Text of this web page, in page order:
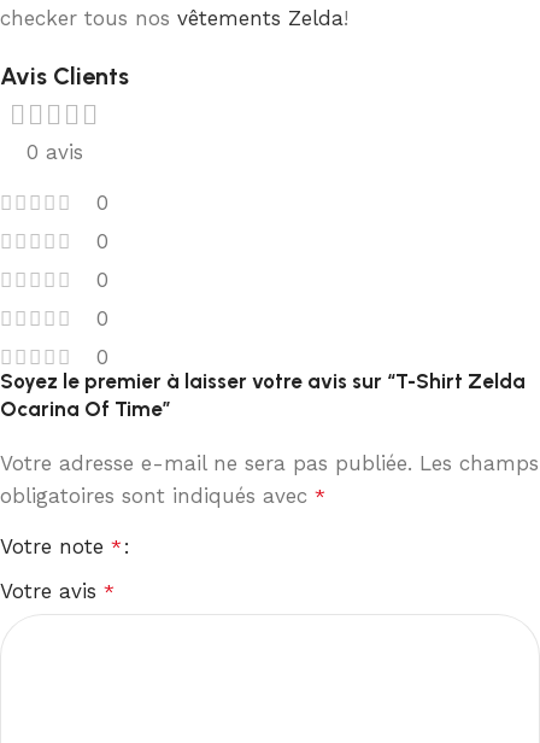
checker tous nos vêtements Zelda!
Avis Clients
0 avis
0
0
0
0
0
Soyez le premier à laisser votre avis sur “T-Shirt Zelda
Ocarina Of Time”
Votre adresse e-mail ne sera pas publiée. Les champs
obligatoires sont indiqués avec *
Votre note *
Votre avis *